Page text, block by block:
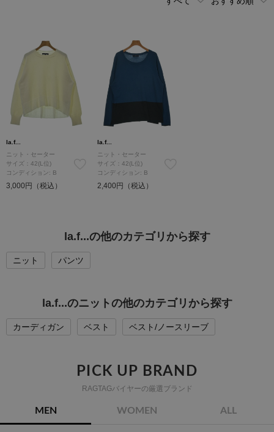
la.f...
ニット・セーター
サイズ：42(L位)
コンディション: B
3,000円（税込）
la.f...
ニット・セーター
サイズ：42(L位)
コンディション: B
2,400円（税込）
la.f...の他のカテゴリから探す
ニット パンツ
la.f...のニットの他のカテゴリから探す
カーディガン ベスト ベスト/ノースリーブ
PICK UP BRAND
RAGTAGバイヤーの厳選ブランド
MEN WOMEN ALL